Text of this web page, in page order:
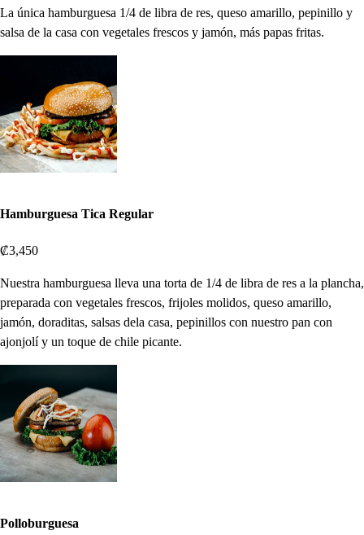
La única hamburguesa 1/4 de libra de res, queso amarillo, pepinillo y
salsa de la casa con vegetales frescos y jamón, más papas fritas.
Hamburguesa Tica Regular
₡3,450
Nuestra hamburguesa lleva una torta de 1/4 de libra de res a la plancha,
preparada con vegetales frescos, frijoles molidos, queso amarillo,
jamón, doraditas, salsas dela casa, pepinillos con nuestro pan con
ajonjolí y un toque de chile picante.
Polloburguesa